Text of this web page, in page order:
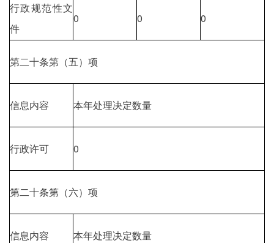
行政规范性文
件
0 0 0
第二十条第（五）项
信息内容 本年处理决定数量
行政许可 0
第二十条第（六）项
信息内容 本年处理决定数量